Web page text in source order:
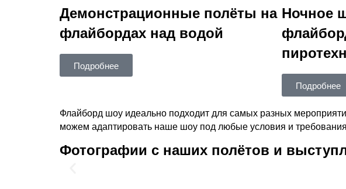
Демонстрационные полёты на
флайбордах над водой
Подробнее
Ночное
Подробнее
Флайборд шоу идеально подходит для самых разных
можем адаптировать наше шоу под любые условия и
Фотографии с наших полётов и